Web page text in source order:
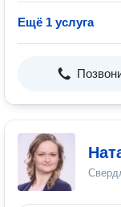
Ещё 1 услуга